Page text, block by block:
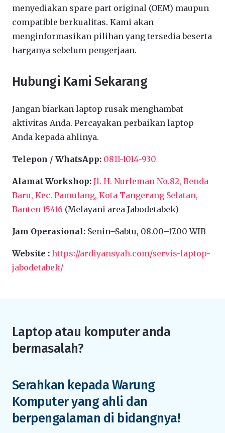
menyediakan spare part original (OEM) maupun
compatible berkualitas. Kami akan
menginformasikan pilihan yang tersedia beserta
harganya sebelum pengerjaan.
Hubungi Kami Sekarang
Jangan biarkan laptop rusak menghambat
aktivitas Anda. Percayakan perbaikan laptop
Anda kepada ahlinya.
Telepon / WhatsApp: 0811-1014-930
Alamat Workshop: Jl. H. Nurleman No.82, Benda
Baru, Kec. Pamulang, Kota Tangerang Selatan,
Banten 15416 (Melayani area Jabodetabek)
Jam Operasional: Senin–Sabtu, 08.00–17.00 WIB
Website : https://ardiyansyah.com/servis-laptop-
jabodetabek/
Laptop atau komputer anda
bermasalah?
Serahkan kepada Warung
Komputer yang ahli dan
berpengalaman di bidangnya!